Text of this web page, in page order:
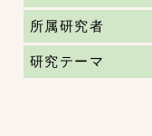
所属研究者
研究テーマ